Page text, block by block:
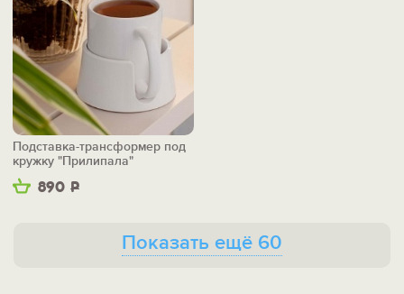
890 Р
Подставка-трансформер под
кружку "Прилипала"
Показать ещё 60